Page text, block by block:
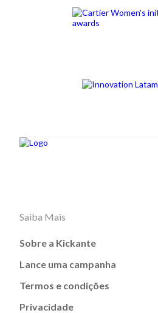
Saiba Mais
Sobre a Kickante
Lance uma campanha
Termos e condições
Privacidade